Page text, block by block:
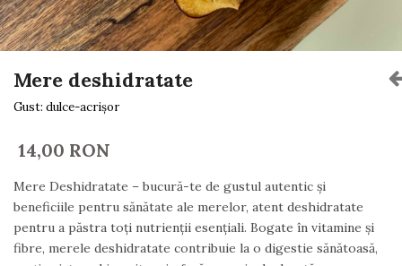
Mere deshidratate
Gust: dulce-acrișor
14,00 RON
Mere Deshidratate – bucură-te de gustul autentic și
beneficiile pentru sănătate ale merelor, atent deshidratate
pentru a păstra toți nutrienții esențiali. Bogate în vitamine și
fibre, merele deshidratate contribuie la o digestie sănătoasă,